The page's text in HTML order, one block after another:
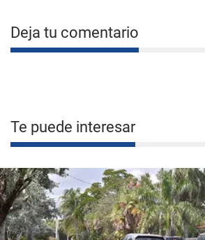
Deja tu comentario
Te puede interesar